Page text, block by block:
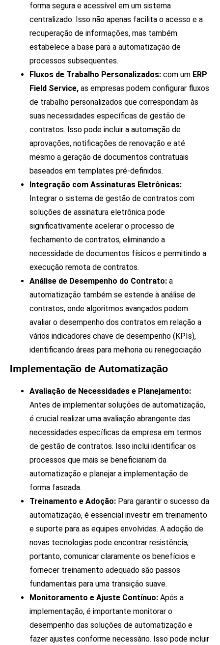
forma segura e acessível em um sistema
centralizado. Isso não apenas facilita o acesso e a
recuperação de informações, mas também
estabelece a base para a automatização de
processos subsequentes.
Fluxos de Trabalho Personalizados: com um ERP
Field Service, as empresas podem configurar fluxos
de trabalho personalizados que correspondam às
suas necessidades específicas de gestão de
contratos. Isso pode incluir a automação de
aprovações, notificações de renovação e até
mesmo a geração de documentos contratuais
baseados em templates pré-definidos.
Integração com Assinaturas Eletrônicas:
Integrar o sistema de gestão de contratos com
soluções de assinatura eletrônica pode
significativamente acelerar o processo de
fechamento de contratos, eliminando a
necessidade de documentos físicos e permitindo a
execução remota de contratos.
Análise de Desempenho do Contrato: a
automatização também se estende à análise de
contratos, onde algoritmos avançados podem
avaliar o desempenho dos contratos em relação a
vários indicadores chave de desempenho (KPIs),
identificando áreas para melhoria ou renegociação.
Implementação de Automatização
Avaliação de Necessidades e Planejamento:
Antes de implementar soluções de automatização,
é crucial realizar uma avaliação abrangente das
necessidades específicas da empresa em termos
de gestão de contratos. Isso inclui identificar os
processos que mais se beneficiariam da
automatização e planejar a implementação de
forma faseada.
Treinamento e Adoção: Para garantir o sucesso da
automatização, é essencial investir em treinamento
e suporte para as equipes envolvidas. A adoção de
novas tecnologias pode encontrar resistência;
portanto, comunicar claramente os benefícios e
fornecer treinamento adequado são passos
fundamentais para uma transição suave.
Monitoramento e Ajuste Contínuo: Após a
implementação, é importante monitorar o
desempenho das soluções de automatização e
fazer ajustes conforme necessário. Isso pode incluir